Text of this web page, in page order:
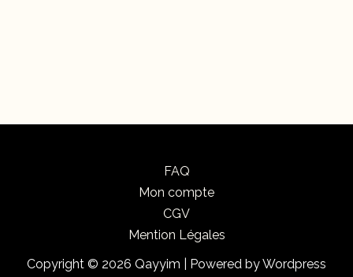
FAQ
Mon compte
CGV
Mention Légales
Copyright © 2026 Qayyim | Powered by Wordpress